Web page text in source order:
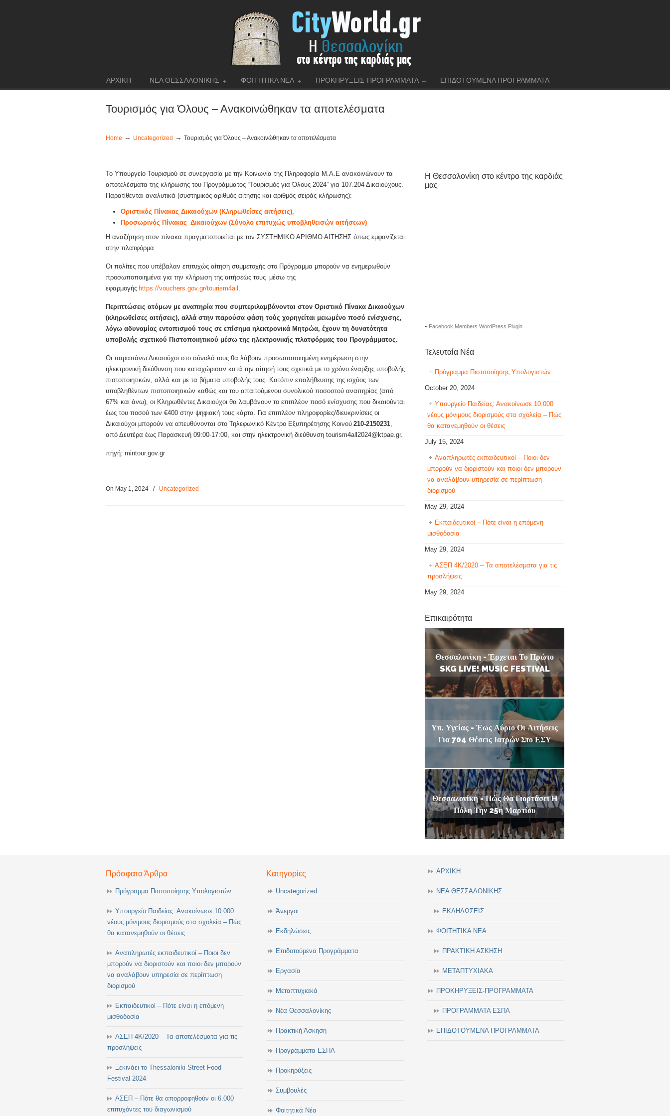
ΑΡΧΙΚΗ ΝΕΑ ΘΕΣΣΑΛΟΝΙΚΗΣ ΦΟΙΤΗΤΙΚΑ ΝΕΑ ΠΡΟΚΗΡΥΞΕΙΣ-ΠΡΟΓΡΑΜΜΑΤΑ ΕΠΙΔΟΤΟΥΜΕΝΑ ΠΡΟΓΡΑΜΜΑΤΑ
Τουρισμός για Όλους – Ανακοινώθηκαν τα αποτελέσματα
Home → Uncategorized → Τουρισμός για Όλους – Ανακοινώθηκαν τα αποτελέσματα
Το Υπουργείο Τουρισμού σε συνεργασία με την Κοινωνία της Πληροφορία Μ.Α.Ε ανακοινώνουν τα
αποτελέσματα της κλήρωσης του Προγράμματος “Τουρισμός για Όλους 2024” για 107.204 Δικαιούχους.
Παρατίθενται αναλυτικά (συστημικός αριθμός αίτησης και αριθμός σειράς κλήρωσης):
Οριστικός Πίνακας Δικαιούχων (Κληρωθείσες αιτήσεις),
Προσωρινός Πίνακας Δικαιούχων (Σύνολο επιτυχώς υποβληθεισών αιτήσεων)
Η αναζήτηση στον πίνακα πραγματοποιείται με τον ΣΥΣΤΗΜΙΚΟ ΑΡΙΘΜΟ ΑΙΤΗΣΗΣ όπως εμφανίζεται
στην πλατφόρμα
Οι πολίτες που υπέβαλαν επιτυχώς αίτηση συμμετοχής στο Πρόγραμμα μπορούν να ενημερωθούν
προσωποποιημένα για την κλήρωση της αιτήσεώς τους μέσω της
εφαρμογής https://vouchers.gov.gr/tourism4all .
Περιπτώσεις ατόμων με αναπηρία που συμπεριλαμβάνονται στον Οριστικό Πίνακα Δικαιούχων
(κληρωθείσες αιτήσεις), αλλά στην παρούσα φάση τούς χορηγείται μειωμένο ποσό ενίσχυσης,
λόγω αδυναμίας εντοπισμού τους σε επίσημα ηλεκτρονικά Μητρώα, έχουν τη δυνατότητα
υποβολής σχετικού Πιστοποιητικού μέσω της ηλεκτρονικής πλατφόρμας του Προγράμματος.
Οι παραπάνω Δικαιούχοι στο σύνολό τους θα λάβουν προσωποποιημένη ενημέρωση στην
ηλεκτρονική διεύθυνση που καταχώρισαν κατά την αίτησή τους σχετικά με το χρόνο έναρξης υποβολής
πιστοποιητικών, αλλά και με τα βήματα υποβολής τους. Κατόπιν επαλήθευσης της ισχύος των
υποβληθέντων πιστοποιητικών καθώς και του απαιτούμενου συνολικού ποσοστού αναπηρίας (από
67% και άνω), οι Κληρωθέντες Δικαιούχοι θα λαμβάνουν το επιπλέον ποσό ενίσχυσης που δικαιούνται
έως του ποσού των €400 στην ψηφιακή τους κάρτα. Για επιπλέον πληροφορίες/διευκρινίσεις οι
Δικαιούχοι μπορούν να απευθύνονται στο Τηλεφωνικό Κέντρο Εξυπηρέτησης Κοινού 210-2150231,
από Δευτέρα έως Παρασκευή 09:00-17:00, και στην ηλεκτρονική διεύθυνση tourism4all2024@ktpae.gr.
πηγή: mintour.gov.gr
On May 1, 2024 / Uncategorized
Η Θεσσαλονίκη στο κέντρο της καρδιάς
μας
- Facebook Members WordPress Plugin
Τελευταία Νέα
Πρόγραμμα Πιστοποίησης Υπολογιστών
October 20, 2024
Υπουργείο Παιδείας: Ανακοίνωσε 10.000
νέους μόνιμους διορισμούς στα σχολεία – Πώς
θα κατανεμηθούν οι θέσεις
July 15, 2024
Αναπληρωτές εκπαιδευτικοί – Ποιοι δεν
μπορούν να διοριστούν και ποιοι δεν μπορούν
να αναλάβουν υπηρεσία σε περίπτωση
διορισμού
May 29, 2024
Εκπαιδευτικοί – Πότε είναι η επόμενη
μισθοδοσία
May 29, 2024
ΑΣΕΠ 4Κ/2020 – Τα αποτελέσματα για τις
προσλήψεις
May 29, 2024
Επικαιρότητα
Θεσσαλονίκη - Έρχεται Το Πρώτο
SKG LIVE! MUSIC FESTIVAL
Υπ. Υγείας - Έως Αύριο Οι Αιτήσεις
Για 704 Θέσεις Ιατρών Στο ΕΣΥ
Θεσσαλονίκη - Πώς Θα Γιορτάσει Η
Πόλη Την 25η Μαρτίου
Πρόσφατα Άρθρα
Πρόγραμμα Πιστοποίησης Υπολογιστών
Υπουργείο Παιδείας: Ανακοίνωσε 10.000
νέους μόνιμους διορισμούς στα σχολεία – Πώς
θα κατανεμηθούν οι θέσεις
Αναπληρωτές εκπαιδευτικοί – Ποιοι δεν
μπορούν να διοριστούν και ποιοι δεν μπορούν
να αναλάβουν υπηρεσία σε περίπτωση
διορισμού
Εκπαιδευτικοί – Πότε είναι η επόμενη
μισθοδοσία
ΑΣΕΠ 4Κ/2020 – Τα αποτελέσματα για τις
προσλήψεις
Ξεκινάει το Thessaloniki Street Food
Festival 2024
ΑΣΕΠ – Πότε θα απορροφηθούν οι 6.000
επιτυχόντες του διαγωνισμού
Κατηγορίες
Uncategorized
Άνεργοι
Εκδηλώσεις
Επιδοτούμενα Προγράμματα
Εργασία
Μεταπτυχιακά
Νέα Θεσσαλονίκης
Πρακτική Άσκηση
Προγράμματα ΕΣΠΑ
Προκηρύξεις
Συμβουλές
Φοιτητικά Νέα
ΑΡΧΙΚΗ
ΝΕΑ ΘΕΣΣΑΛΟΝΙΚΗΣ
ΕΚΔΗΛΩΣΕΙΣ
ΦΟΙΤΗΤΙΚΑ ΝΕΑ
ΠΡΑΚΤΙΚΗ ΑΣΚΗΣΗ
ΜΕΤΑΠΤΥΧΙΑΚΑ
ΠΡΟΚΗΡΥΞΕΙΣ-ΠΡΟΓΡΑΜΜΑΤΑ
ΠΡΟΓΡΑΜΜΑΤΑ ΕΣΠΑ
ΕΠΙΔΟΤΟΥΜΕΝΑ ΠΡΟΓΡΑΜΜΑΤΑ